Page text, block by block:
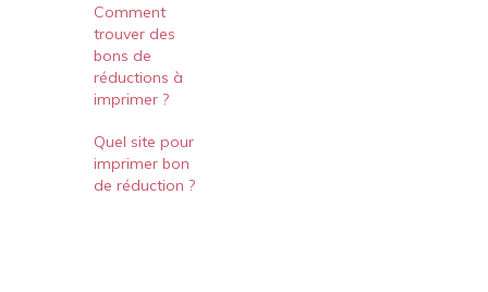
Comment
trouver des
bons de
réductions à
imprimer ?
Quel site pour
imprimer bon
de réduction ?